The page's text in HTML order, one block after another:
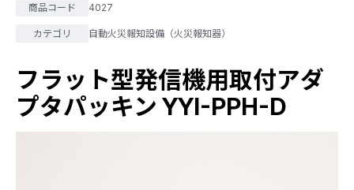
商品コード 4027
カテゴリ 自動火災報知設備（火災報知器）
フラット型発信機用取付アダ
プタパッキン YYI-PPH-D